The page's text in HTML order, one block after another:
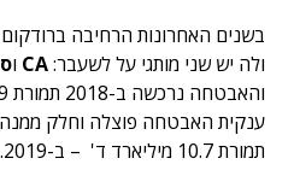
בשנים האחרונות הרחיבה
ולה יש שני מותגי על לשעבר:CA ו
ענקית האבטחה פוצלה וחלק ממנה
תמורת 10.7 מיליארד ד' – ב-2019.